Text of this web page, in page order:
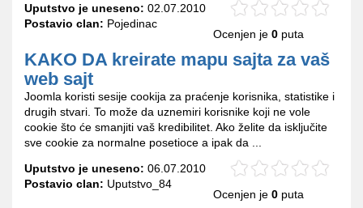
Uputstvo je uneseno: 02.07.2010
Postavio clan: Pojedinac
Ocenjen je 0 puta
KAKO DA kreirate mapu sajta za vaš
web sajt
Joomla koristi sesije cookija za praćenje korisnika, statistike i
drugih stvari. To može da uznemiri korisnike koji ne vole
cookie što će smanjiti vaš kredibilitet. Ako želite da isključite
sve cookie za normalne posetioce a ipak da ...
Uputstvo je uneseno: 06.07.2010
Postavio clan: Uputstvo_84
Ocenjen je 0 puta